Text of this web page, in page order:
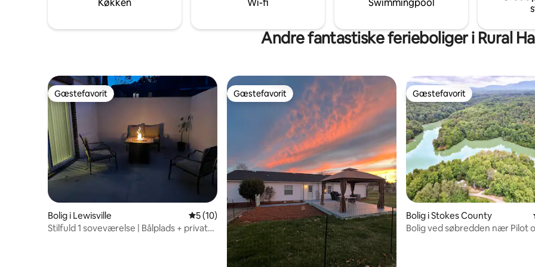
føl dig hjemme
udendørsaktiviteter.
Køkken Wi-fi Swimmingpool
Andre fantastiske ferieboliger i Rural
Gæstefavorit
Gæstefavorit
Bolig i Lewisville 5 ud af 5 i gennemsnitlig bedømmelse, 10 omtaler
5 (10)
Stilfuld 1 soveværelse | Bålplads + privat
Gæstefavorit
Gæstefavorit Gæstefavorit
Gæstefavorit
Bolig i Stokes County
Bolig ved søbredden nær Pilot